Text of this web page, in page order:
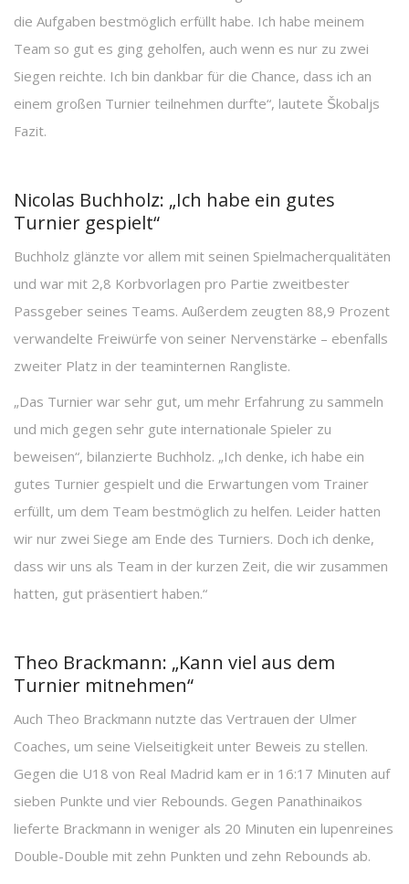
die Aufgaben bestmöglich erfüllt habe. Ich habe meinem
Team so gut es ging geholfen, auch wenn es nur zu zwei
Siegen reichte. Ich bin dankbar für die Chance, dass ich an
einem großen Turnier teilnehmen durfte“, lautete Škobaljs
Fazit.
Nicolas Buchholz: „Ich habe ein gutes
Turnier gespielt“
Buchholz glänzte vor allem mit seinen Spielmacherqualitäten
und war mit 2,8 Korbvorlagen pro Partie zweitbester
Passgeber seines Teams. Außerdem zeugten 88,9 Prozent
verwandelte Freiwürfe von seiner Nervenstärke – ebenfalls
zweiter Platz in der teaminternen Rangliste.
„Das Turnier war sehr gut, um mehr Erfahrung zu sammeln
und mich gegen sehr gute internationale Spieler zu
beweisen“, bilanzierte Buchholz. „Ich denke, ich habe ein
gutes Turnier gespielt und die Erwartungen vom Trainer
erfüllt, um dem Team bestmöglich zu helfen. Leider hatten
wir nur zwei Siege am Ende des Turniers. Doch ich denke,
dass wir uns als Team in der kurzen Zeit, die wir zusammen
hatten, gut präsentiert haben.“
Theo Brackmann: „Kann viel aus dem
Turnier mitnehmen“
Auch Theo Brackmann nutzte das Vertrauen der Ulmer
Coaches, um seine Vielseitigkeit unter Beweis zu stellen.
Gegen die U18 von Real Madrid kam er in 16:17 Minuten auf
sieben Punkte und vier Rebounds. Gegen Panathinaikos
lieferte Brackmann in weniger als 20 Minuten ein lupenreines
Double-Double mit zehn Punkten und zehn Rebounds ab.